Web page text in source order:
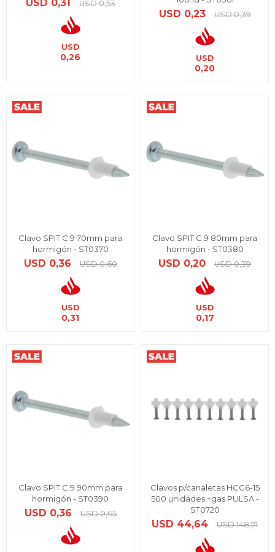
USD 0,31 USD 0,53
USD
0,26
USD 0,23 USD 0,39
USD
0,20
Clavo SPIT C.9 70mm para
hormigón - ST0370
USD 0,36 USD 0,60
USD
0,31
Clavo SPIT C.9 80mm para
hormigón - ST0380
USD 0,20 USD 0,39
USD
0,17
Clavo SPIT C.9 90mm para
hormigón - ST0390
USD 0,36 USD 0,65
Clavos p/canaletas HCG6-15
500 unidades +gas PULSA -
ST0720
USD 44,64 USD 148,71